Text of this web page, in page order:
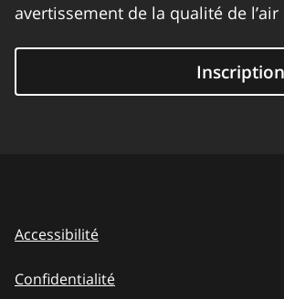
avertissement de la qualité de l’air
Inscription
Accessibilité
Confidentialité